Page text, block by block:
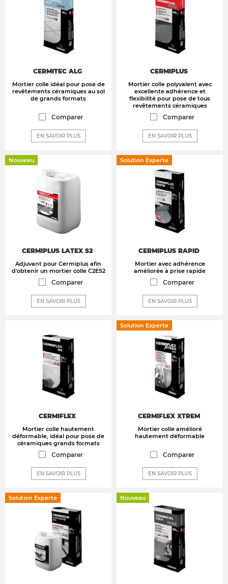
CERMITEC ALG
Mortier colle idéal pour pose de
revêtements céramiques au sol
de grands formats
EN SAVOIR PLUS
Comparer
CERMIPLUS
Mortier colle polyvalent avec
excellente adhérence et
flexibilité pour pose de tous
revêtements céramiques
EN SAVOIR PLUS
Comparer
CERMIPLUS LATEX S2
Nouveau
Adjuvant pour Cermiplus afin
d'obtenir un mortier colle C2ES2
EN SAVOIR PLUS
Comparer
CERMIPLUS RAPID
Solution Experte
Mortier avec adhérence
améliorée à prise rapide
EN SAVOIR PLUS
Comparer
CERMIFLEX
Mortier colle hautement
déformable, idéal pour pose de
céramiques grands formats
EN SAVOIR PLUS
Comparer
CERMIFLEX XTREM
Solution Experte
Mortier colle amélioré
hautement déformable
EN SAVOIR PLUS
Comparer
Solution Experte Nouveau